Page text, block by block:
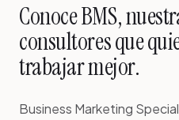
Conoce BMS,
consultores que
trabajar mejor.
Business Marketing